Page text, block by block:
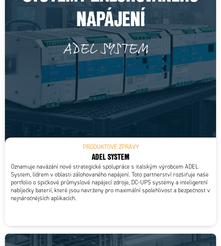
PRODUKTOVÉ ZPRÁVY
ADEL SYSTEM
Oznamuje navázání nové strategické spolupráce s italským výrobcem ADEL
System, lídrem v oblasti zálohovaného napájení. Toto partnerství rozšiřuje naše
portfolio o špičkové průmyslové napájecí zdroje, DC-UPS systémy a inteligentní
nabíječky baterií, které jsou navrženy pro maximální spolehlivost a bezpečnost v
nejnáročnějších aplikacích.